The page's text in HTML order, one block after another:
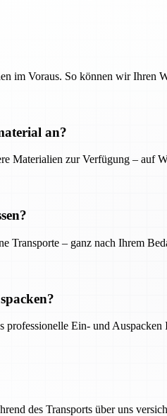
im Voraus. So können wir Ihren
an?
Materialien zur Verfügung – auf
Transporte – ganz nach Ihrem
professionelle Ein- und Auspacken
des Transports über uns